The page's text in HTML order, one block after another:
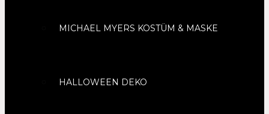
MICHAEL MYERS KOSTÜM & MASKE
HALLOWEEN DEKO